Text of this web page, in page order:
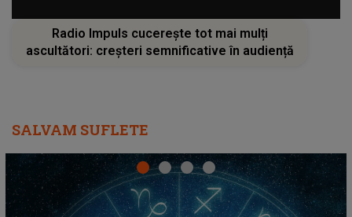
Radio Impuls cucerește tot mai mulți
ascultători: creșteri semnificative în audiență
SALVAM SUFLETE